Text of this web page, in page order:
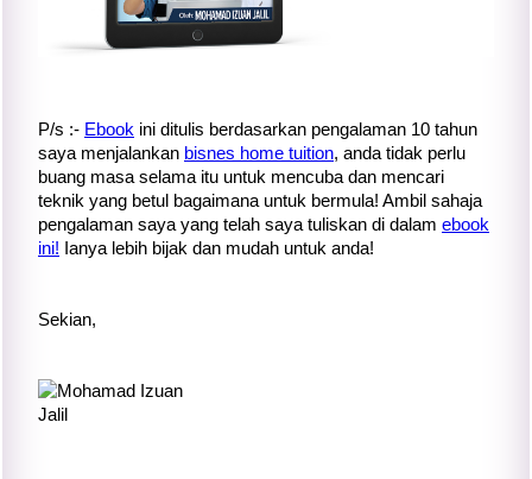
P/s :- Ebook ini ditulis berdasarkan pengalaman 10 tahun
saya menjalankan bisnes home tuition, anda tidak perlu
buang masa selama itu untuk mencuba dan mencari
teknik yang betul bagaimana untuk bermula! Ambil sahaja
pengalaman saya yang telah saya tuliskan di dalam ebook
ini! Ianya lebih bijak dan mudah untuk anda!
Sekian,